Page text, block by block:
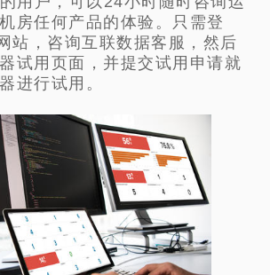
房任何产品的体验。只需登
站，咨询互联数据客服，然后
试用页面，并提交试用申请就
进行试用。